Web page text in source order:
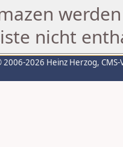
nicht
2006-2026 Heinz Herzog,